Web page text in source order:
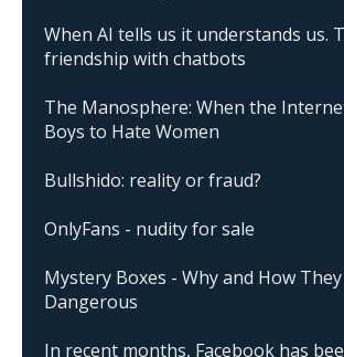
When AI tells us it understands us.
friendship with chatbots
The Manosphere: When the
Boys to Hate Women
Bullshido: reality or fraud?
OnlyFans - nudity for sale
Mystery Boxes - Why and How
Dangerous
In recent months, Facebook has